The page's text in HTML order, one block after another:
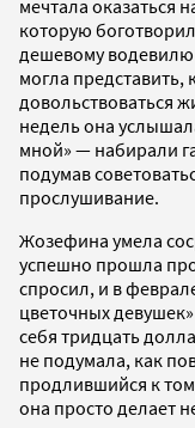
мечтала оказаться
которую
дешевому водевилю
могла представить,
довольствоваться
недель она
мной» — набирали
подумав
прослушивание.
Жозефина умела
успешно прошла
спросил, и в
цветочных
себя тридцать
не подумала, как
продлившийся к
она просто делает